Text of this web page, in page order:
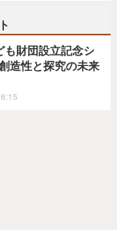
も財団設立記念シ
造性と探究の未来